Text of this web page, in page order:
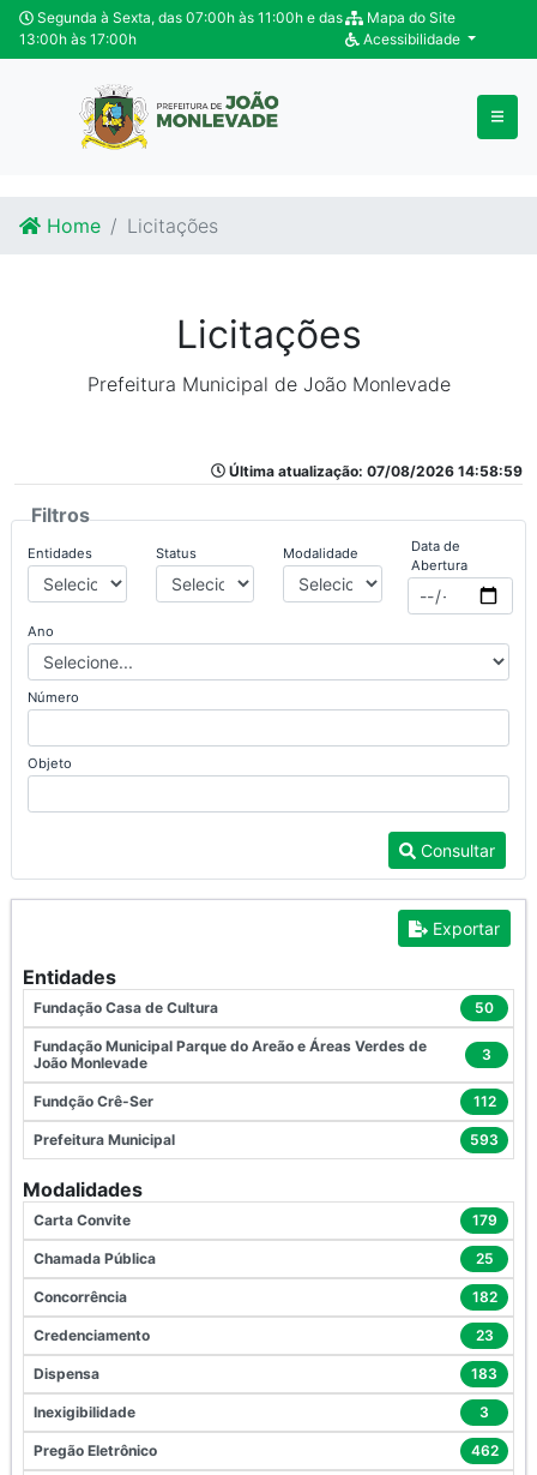
Ir para o conteúdo
Ir para o fim do conteúdo
Segunda à Sexta, das 07:00h às 11:00h e das
13:00h às 17:00h
Mapa do Site
Acessibilidade
Home Licitações
Licitações
Prefeitura Municipal de João Monlevade
Última atualização: 07/08/2026 14:58:59
Filtros
Entidades Status Modalidade
Data de
Abertura
Ano
Número
Objeto
Consultar
Exportar
Entidades
Fundação Casa de Cultura 50
Fundação Municipal Parque do Areão e Áreas Verdes de
João Monlevade
3
Fundção Crê-Ser 112
Prefeitura Municipal 593
Modalidades
Carta Convite 179
Chamada Pública 25
Concorrência 182
Credenciamento 23
Dispensa 183
Inexigibilidade 3
Pregão Eletrônico 462